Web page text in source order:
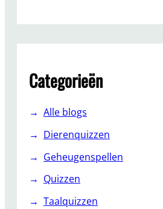
Categorieën
Alle blogs
Dierenquizzen
Geheugenspellen
Quizzen
Taalquizzen